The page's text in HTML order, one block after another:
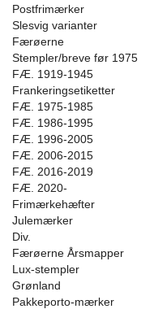
Postfrimærker
Slesvig varianter
Færøerne
Stempler/breve før 1975
FÆ. 1919-1945
Frankeringsetiketter
FÆ. 1975-1985
FÆ. 1986-1995
FÆ. 1996-2005
FÆ. 2006-2015
FÆ. 2016-2019
FÆ. 2020-
Frimærkehæfter
Julemærker
Div.
Færøerne Årsmapper
Lux-stempler
Grønland
Pakkeporto-mærker